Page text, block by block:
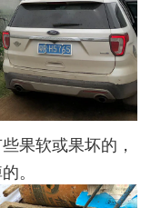
果软或果坏的，
。